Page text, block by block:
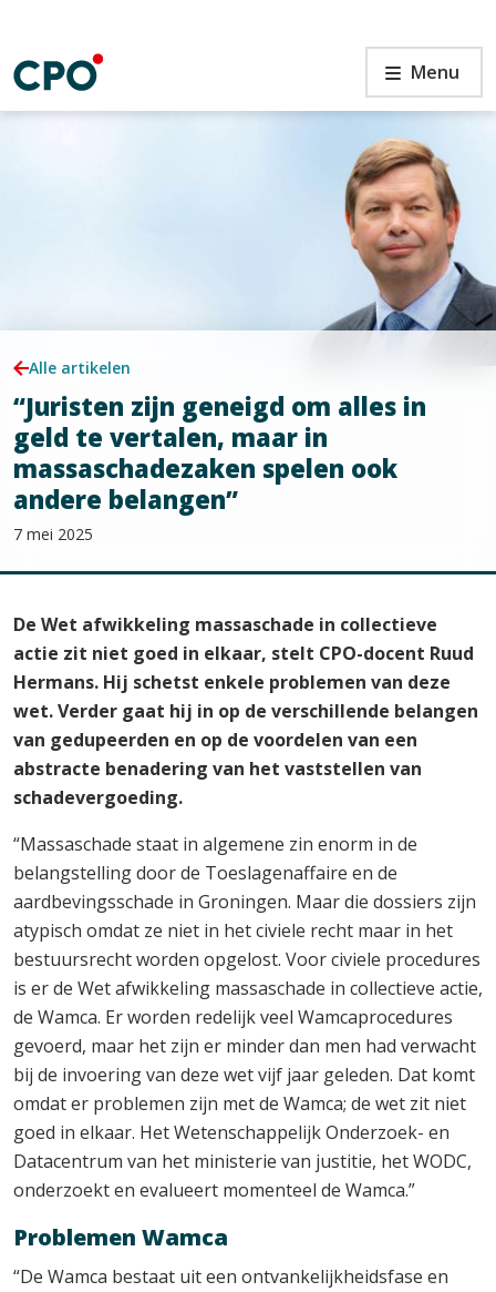
de
inhoud
“Juristen
zijn
geneigd
massaschadezaken
spelen
ook
andere
belangen”
Menu
Alle artikelen
“Juristen zijn geneigd om alles in
geld te vertalen, maar in
massaschadezaken spelen ook
andere belangen”
7 mei 2025
De Wet afwikkeling massaschade in collectieve
actie zit niet goed in elkaar, stelt CPO-docent Ruud
Hermans. Hij schetst enkele problemen van deze
wet. Verder gaat hij in op de verschillende belangen
van gedupeerden en op de voordelen van een
abstracte benadering van het vaststellen van
schadevergoeding.
“Massaschade staat in algemene zin enorm in de
belangstelling door de Toeslagenaffaire en de
aardbevingsschade in Groningen. Maar die dossiers zijn
atypisch omdat ze niet in het civiele recht maar in het
bestuursrecht worden opgelost. Voor civiele procedures
is er de Wet afwikkeling massaschade in collectieve actie,
de Wamca. Er worden redelijk veel Wamcaprocedures
gevoerd, maar het zijn er minder dan men had verwacht
bij de invoering van deze wet vijf jaar geleden. Dat komt
omdat er problemen zijn met de Wamca; de wet zit niet
goed in elkaar. Het Wetenschappelijk Onderzoek- en
Datacentrum van het ministerie van justitie, het WODC,
onderzoekt en evalueert momenteel de Wamca.”
Problemen Wamca
“De Wamca bestaat uit een ontvankelijkheidsfase en